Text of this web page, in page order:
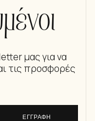
μας για να
τις προσφορές
ΕΓΓΡΑΦΗ